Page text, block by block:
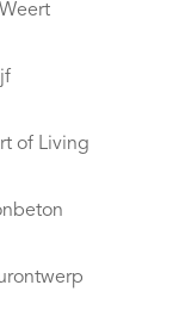
of Living